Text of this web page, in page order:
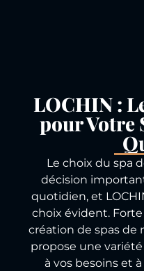
LOCHIN :
pour Votre
Le choix du spa
décision
quotidien, et
choix évident.
création de spas de
propose une
à vos besoins et